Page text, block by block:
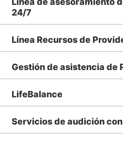
24/7
Línea Recursos de
Gestión de asistencia de
LifeBalance
Servicios de audición